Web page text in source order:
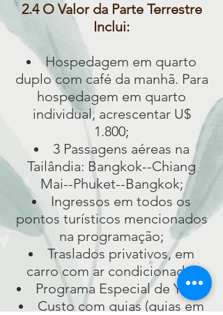
2.4 O Valor da Parte Terrestre
Inclui:
Hospedagem em quarto
duplo com café da manhã. Para
hospedagem em quarto
individual, acrescentar U$
1.800;
3 Passagens aéreas na
Tailândia: Bangkok--Chiang
Mai--Phuket--Bangkok;
Ingressos em todos os
pontos turísticos mencionados
na programação;
Traslados privativos, em
carro com ar condicionado;
Programa Especial de Yoga;
Custo com guias (guias em